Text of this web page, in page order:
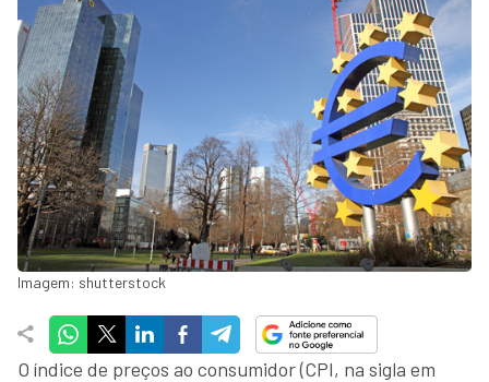
Imagem: shutterstock
O índice de preços ao consumidor (CPI, na sigla em